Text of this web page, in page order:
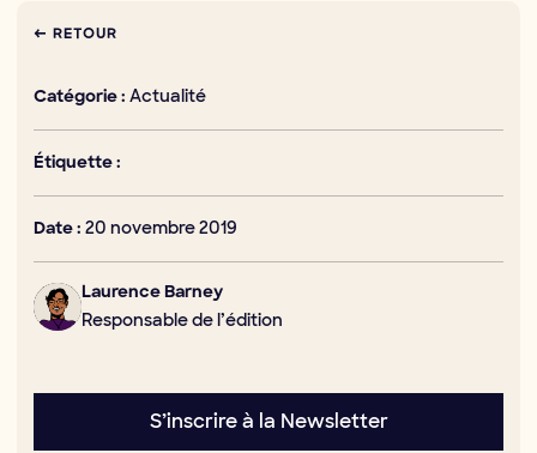
← RETOUR
Catégorie : Actualité
Étiquette :
Date : 20 novembre 2019
Laurence Barney
Responsable de l’édition
S’inscrire à la Newsletter